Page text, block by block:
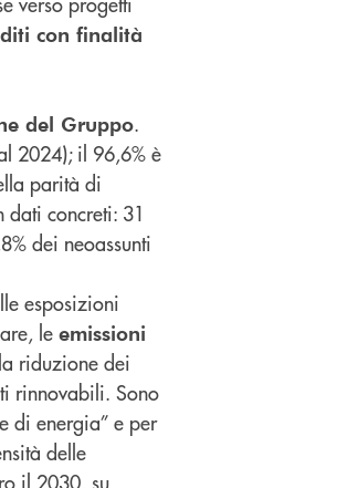
con finalità
del Gruppo.
2024); il 96,6% è
parità di
concreti: 31
dei neoassunti
esposizioni
le emissioni
riduzione dei
rinnovabili. Sono
di energia” e per
delle
il 2030, su